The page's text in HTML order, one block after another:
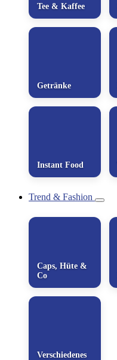
Tee & Kaffee
Getränke
Instant Food
Trend & Fashion
Caps, Hüte &
Co
Verschiedenes